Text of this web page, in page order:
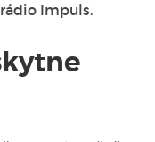
rádio Impuls.